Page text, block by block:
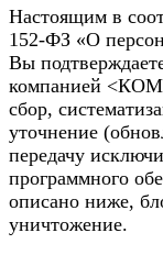
Настоящим в
152-ФЗ «О
Вы
компанией
сбор,
уточнение
передачу
программного
описано ниже,
уничтожение.